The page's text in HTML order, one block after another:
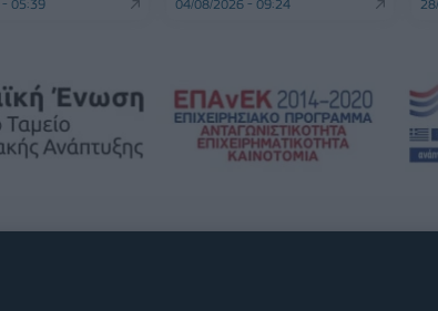
05:39 04/08/2026 - 09:24